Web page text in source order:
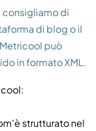
consigliamo di
di blog o il
può
in formato XML.
strutturato nel